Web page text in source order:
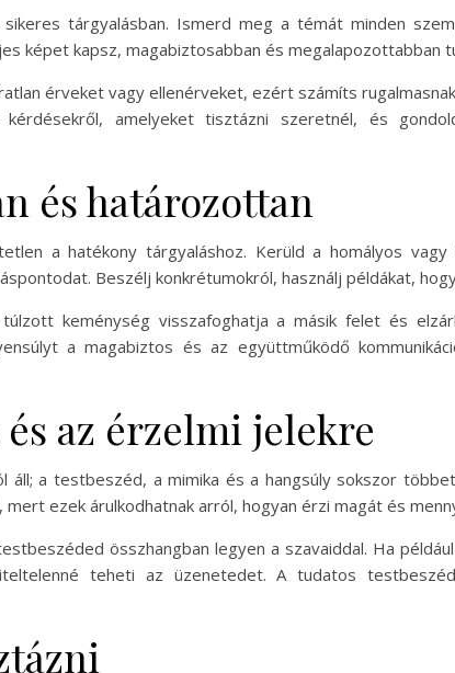
tárgyalásban. Ismerd meg a témát minden
képet kapsz, magabiztosabban és megalapozottabban
érveket vagy ellenérveket, ezért számíts
amelyeket tisztázni szeretnél, és
és határozottan
a hatékony tárgyaláshoz. Kerüld a homályos
Beszélj konkrétumokról, használj példákat,
keménység visszafoghatja a másik felet és
a magabiztos és az együttműködő
az érzelmi jelekre
áll; a testbeszéd, a mimika és a hangsúly sokszor
ezek árulkodhatnak arról, hogyan érzi magát és
összhangban legyen a szavaiddal. Ha
teheti az üzenetedet. A tudatos